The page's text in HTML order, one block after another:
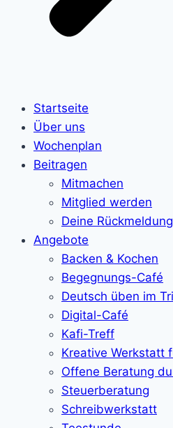
Startseite
Über uns
Wochenplan
Beitragen
Mitmachen
Mitglied werden
Deine Rückmeldung
Angebote
Backen & Kochen
Begegnungs-Café
Deutsch üben im
Digital-Café
Kafi-Treff
Kreative Werkstatt
Offene Beratung
Steuerberatung
Schreibwerkstatt